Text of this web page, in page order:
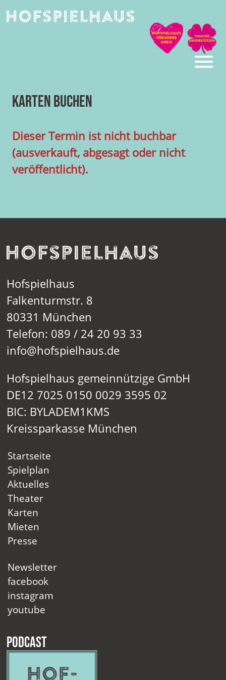
Karten buchen
Dieser Termin ist nicht buchbar
(ausverkauft, abgesagt oder nicht
veröffentlicht).
Hofspielhaus
Falkenturmstr. 8
80331 München
Telefon: 089 / 24 20 93 33
info@hofspielhaus.de
Hofspielhaus gemeinnützige GmbH
DE12 7025 0150 0029 3595 02
BIC: BYLADEM1KMS
Kreissparkasse München
Startseite
Spielplan
Aktuelles
Theater
Karten
Mieten
Presse
Newsletter
facebook
instagram
youtube
Podcast